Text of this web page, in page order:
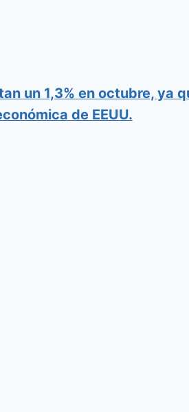
un 1,3% en octubre, ya
de EEUU.